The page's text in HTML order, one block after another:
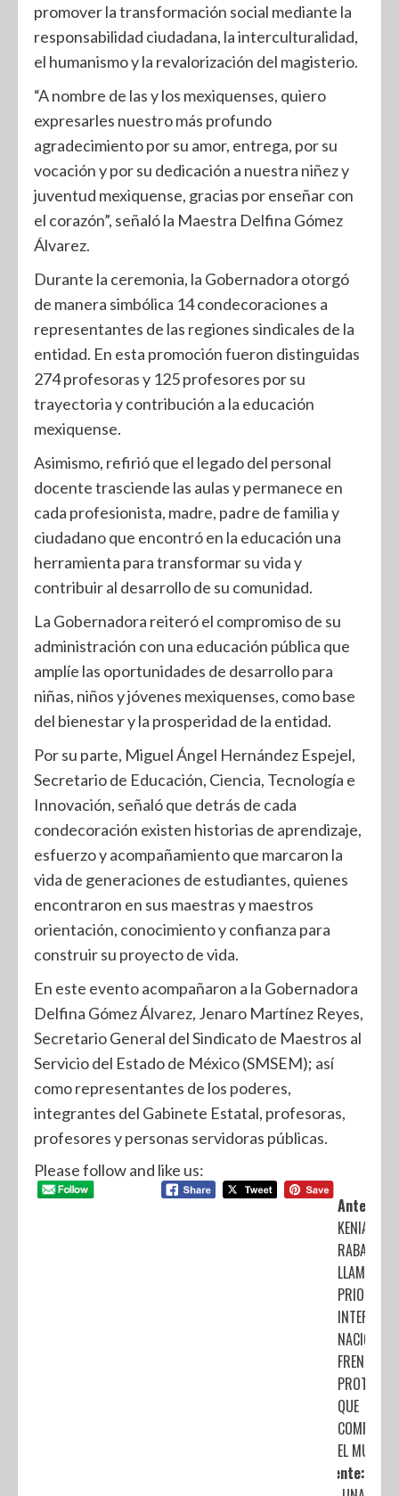
promover la transformación social mediante la
responsabilidad ciudadana, la interculturalidad,
el humanismo y la revalorización del magisterio.
“A nombre de las y los mexiquenses, quiero
expresarles nuestro más profundo
agradecimiento por su amor, entrega, por su
vocación y por su dedicación a nuestra niñez y
juventud mexiquense, gracias por enseñar con
el corazón”, señaló la Maestra Delfina Gómez
Álvarez.
Durante la ceremonia, la Gobernadora otorgó
de manera simbólica 14 condecoraciones a
representantes de las regiones sindicales de la
entidad. En esta promoción fueron distinguidas
274 profesoras y 125 profesores por su
trayectoria y contribución a la educación
mexiquense.
Asimismo, refirió que el legado del personal
docente trasciende las aulas y permanece en
cada profesionista, madre, padre de familia y
ciudadano que encontró en la educación una
herramienta para transformar su vida y
contribuir al desarrollo de su comunidad.
La Gobernadora reiteró el compromiso de su
administración con una educación pública que
amplíe las oportunidades de desarrollo para
niñas, niños y jóvenes mexiquenses, como base
del bienestar y la prosperidad de la entidad.
Por su parte, Miguel Ángel Hernández Espejel,
Secretario de Educación, Ciencia, Tecnología e
Innovación, señaló que detrás de cada
condecoración existen historias de aprendizaje,
esfuerzo y acompañamiento que marcaron la
vida de generaciones de estudiantes, quienes
encontraron en sus maestras y maestros
orientación, conocimiento y confianza para
construir su proyecto de vida.
En este evento acompañaron a la Gobernadora
Delfina Gómez Álvarez, Jenaro Martínez Reyes,
Secretario General del Sindicato de Maestros al
Servicio del Estado de México (SMSEM); así
como representantes de los poderes,
integrantes del Gabinete Estatal, profesoras,
profesores y personas servidoras públicas.
Please follow and like us:
Anterior:
KENIA
RABADÁN
LLAMÓ A
INTERÉS
NACIONAL
FRENTE A
QUE
EL
Siguiente: